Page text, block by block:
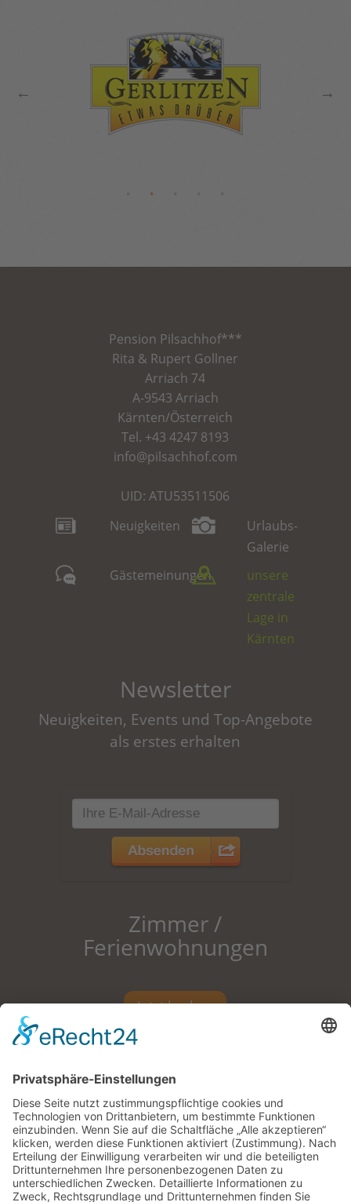
Pension Pilsachhof***
Rita & Rupert Gollner
Arriach 74
A-9543 Arriach
Kärnten/Österreich
Tel. +43 4247 8193
info@pilsachhof.com
UID: ATU53511506
Neuigkeiten
Urlaubs-
Galerie
Gästemeinungen
unsere
zentrale
Lage in
Kärnten
Newsletter
Neuigkeiten, Events und Top-Angebote
als erstes erhalten
Zimmer /
Ferienwohnungen
Jetzt buchen
Pension |
Zimmer mit Frühstück |
Ferienwohnungen |
Impressum |
Datenschutz |
Kontakt |